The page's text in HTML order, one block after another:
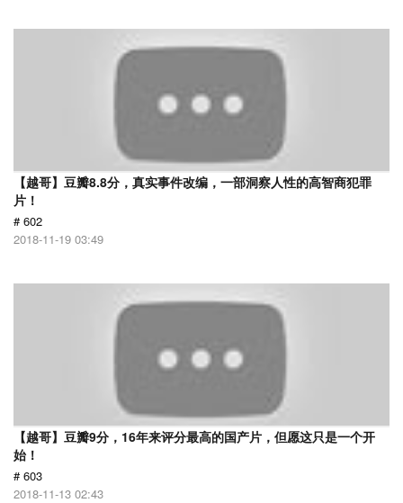
【越哥】豆瓣8.8分，真实事件改编，一部洞察人性的高智商犯罪
片！
# 602
2018-11-19 03:49
【越哥】豆瓣9分，16年来评分最高的国产片，但愿这只是一个开
始！
# 603
2018-11-13 02:43